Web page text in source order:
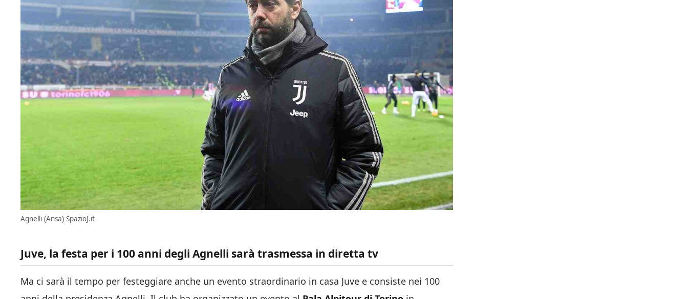
Agnelli (Ansa) SpazioJ.it
Juve, la festa per i 100 anni degli Agnelli sarà trasmessa in diretta tv
Ma ci sarà il tempo per festeggiare anche un evento straordinario in casa Juve e consiste nei 100